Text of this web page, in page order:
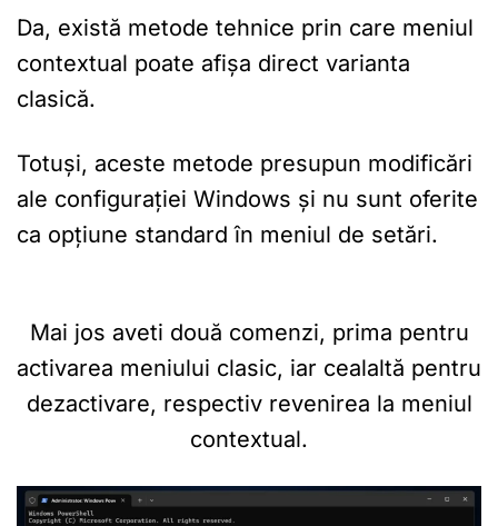
Da, există metode tehnice prin care meniul
contextual poate afișa direct varianta
clasică.
Totuși, aceste metode presupun modificări
ale configurației Windows și nu sunt oferite
ca opțiune standard în meniul de setări.
Mai jos aveti două comenzi, prima pentru
activarea meniului clasic, iar cealaltă pentru
dezactivare, respectiv revenirea la meniul
contextual.